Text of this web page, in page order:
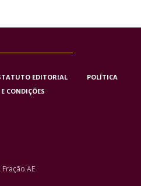
EDITORIAL POLÍTICA
CONDIÇÕES
AE